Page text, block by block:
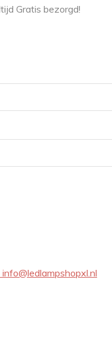
info@ledlampshopxl.nl